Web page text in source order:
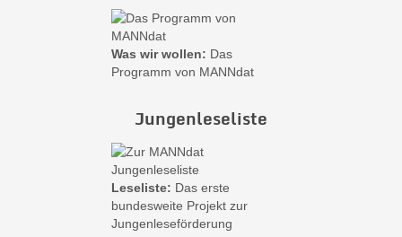
Was wir wollen: Das
Programm von MANNdat
Jungenleseliste
Leseliste: Das erste
bundesweite Projekt zur
Jungenleseförderung